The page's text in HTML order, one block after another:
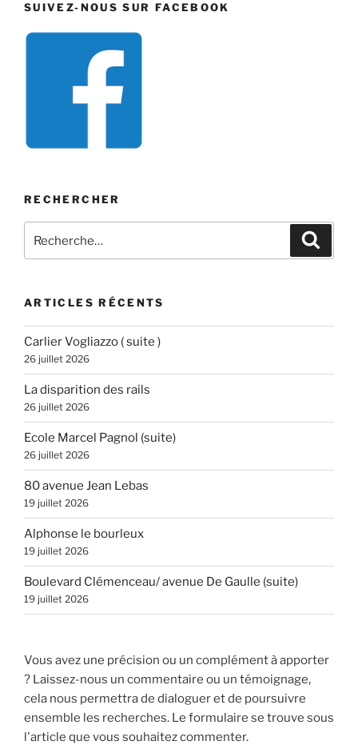
SUIVEZ-NOUS SUR FACEBOOK
RECHERCHER
pour
ARTICLES RÉCENTS
Carlier Vogliazzo ( suite )
26 juillet 2026
La disparition des rails
26 juillet 2026
Ecole Marcel Pagnol (suite)
26 juillet 2026
80 avenue Jean Lebas
19 juillet 2026
Alphonse le bourleux
19 juillet 2026
Boulevard Clémenceau/ avenue De Gaulle (suite)
19 juillet 2026
Vous avez une précision ou un complément à apporter
? Laissez-nous un commentaire ou un témoignage,
cela nous permettra de dialoguer et de poursuivre
ensemble les recherches. Le formulaire se trouve sous
l'article que vous souhaitez commenter.